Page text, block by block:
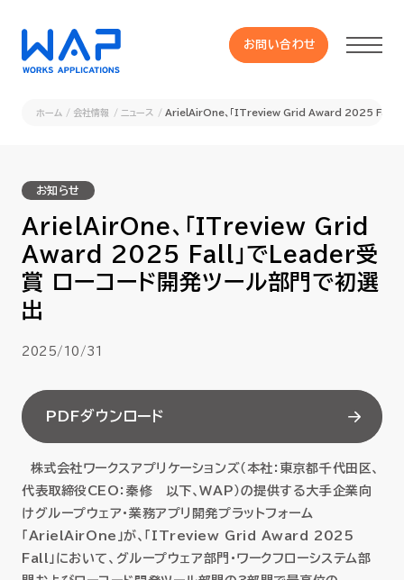
お問い合わせ
HUE 機能一覧
サービス
OXYGラインナップ
セミナー
お役立ち情報
ホーム 会社情報 ニュース ArielAirOne、「ITreview Grid Award 2025 Fall」で
お知らせ
ArielAirOne、「ITreview Grid
Award 2025 Fall」でLeader受
賞 ローコード開発ツール部門で初選
出
2025/10/31
PDFダウンロード
株式会社ワークスアプリケーションズ（本社：東京都千代田区、
代表取締役CEO：秦修 以下、WAP）の提供する大手企業向
けグループウェア・業務アプリ開発プラットフォーム
「ArielAirOne」が、「ITreview Grid Award 2025
Fall」において、グループウェア部門・ワークフローシステム部
お問い合わせ